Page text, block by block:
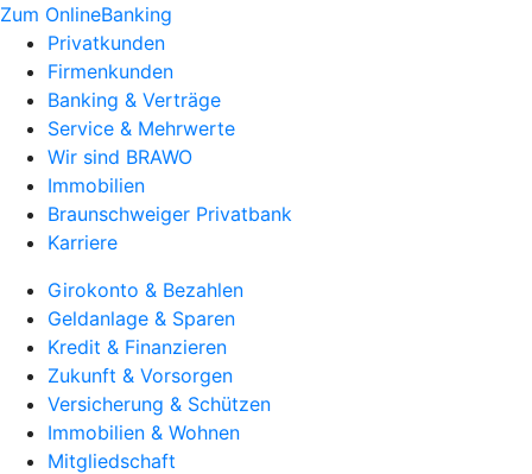
Zum OnlineBanking
Privatkunden
Firmenkunden
Banking & Verträge
Service & Mehrwerte
Wir sind BRAWO
Immobilien
Braunschweiger Privatbank
Karriere
Girokonto & Bezahlen
Geldanlage & Sparen
Kredit & Finanzieren
Zukunft & Vorsorgen
Versicherung & Schützen
Immobilien & Wohnen
Mitgliedschaft